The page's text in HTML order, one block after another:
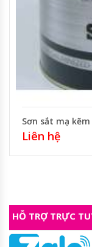
Sơn sắt mạ
Liên hệ
HỖ TRỢ TRỰC